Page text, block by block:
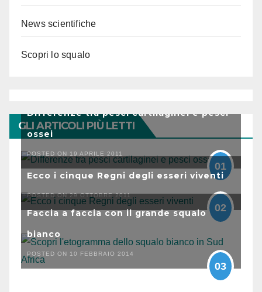
News scientifiche
Scopri lo squalo
GLI ARTICOLI PIÙ LETTI
Differenze tra pesci cartilaginei e pesci
ossei
POSTED ON 19 APRILE 2011
01
Ecco i cinque Regni degli esseri viventi
POSTED ON 29 OTTOBRE 2011
02
Faccia a faccia con il grande squalo
bianco
POSTED ON 10 FEBBRAIO 2014
03